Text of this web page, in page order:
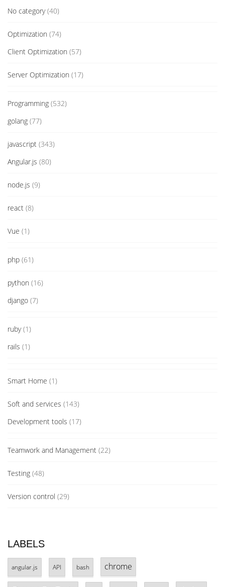
No category(40)
Optimization (74)
Client Optimization (57)
Server Optimization (17)
Programming (532)
golang (77)
javascript (343)
Angular.js (80)
node.js (9)
react (8)
Vue (1)
php (61)
python (16)
django (7)
ruby(1)
rails (1)
Smart Home (1)
Soft and services (143)
Development tools (17)
Teamwork and Management (22)
Testing (48)
Version control (29)
LABELS
angular.js API bash chrome